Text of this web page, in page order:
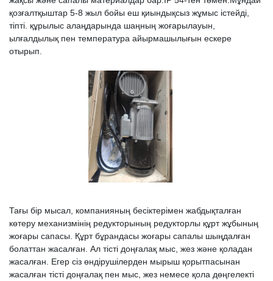
қозғалтқыштар 5-8 жыл бойы еш қиындықсыз жұмыс істейді,
тіпті. құрылыс алаңдарында шаңның жоғарылауын,
ылғалдылық пен температура айырмашылығын ескере
отырып.
Тағы бір мысал, компанияның бесіктерімен жабдықталған
көтеру механизмінің редукторының редукторлы құрт жұбының
жоғары сапасы. Құрт бұрандасы жоғары сапалы шыңдалған
болаттан жасалған. Ал тісті доңғалақ мыс, жез және қоладан
жасалған. Егер сіз өндірушілерден мырыш қорытпасынан
жасалған тісті доңғалақ пен мыс, жез немесе қола дөңгелекті